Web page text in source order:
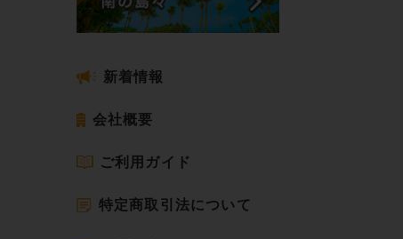
新着情報
会社概要
ご利用ガイド
特定商取引法について